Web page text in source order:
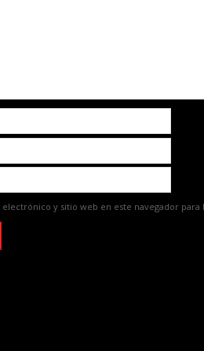
y sitio web en este navegador para